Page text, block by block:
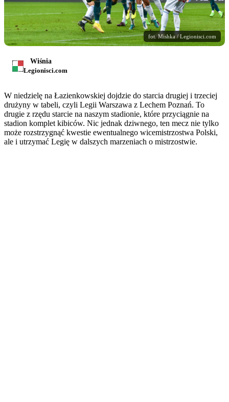
fot. Mishka / Legionisci.com
Wiśnia
Legionisci.com
W niedzielę na Łazienkowskiej dojdzie do starcia drugiej i trzeciej
drużyny w tabeli, czyli Legii Warszawa z Lechem Poznań. To
drugie z rzędu starcie na naszym stadionie, które przyciągnie na
stadion komplet kibiców. Nic jednak dziwnego, ten mecz nie tylko
może rozstrzygnąć kwestie ewentualnego wicemistrzostwa Polski,
ale i utrzymać Legię w dalszych marzeniach o mistrzostwie.